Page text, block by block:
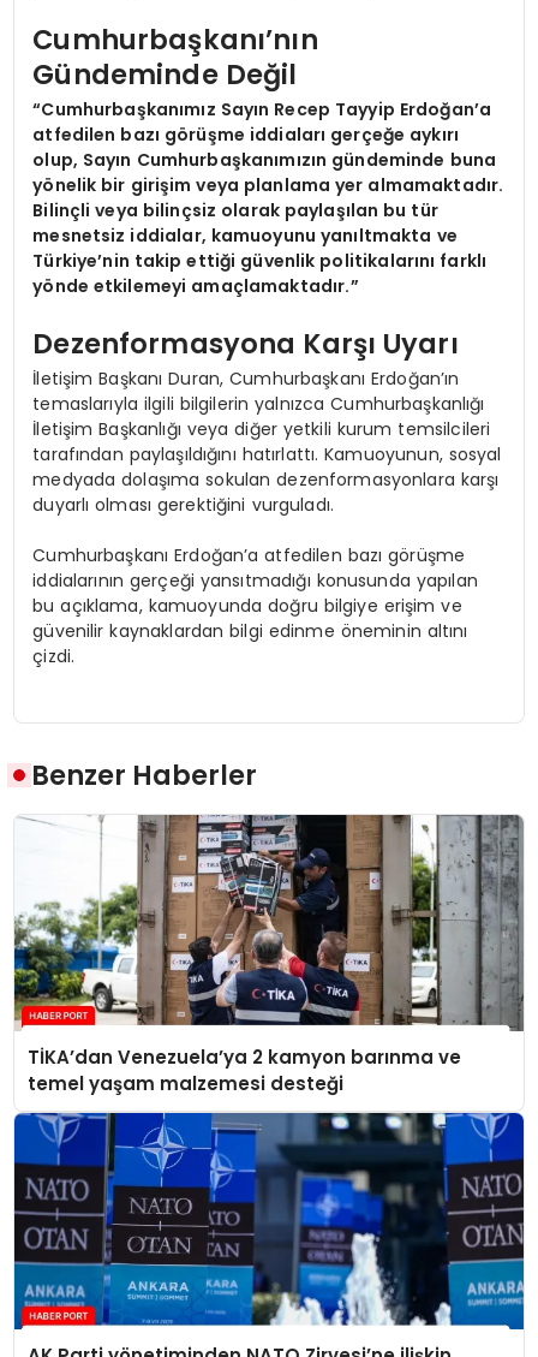
Cumhurbaşkanı’nın
Gündeminde Değil
“Cumhurbaşkanımız Sayın Recep Tayyip Erdoğan’a
atfedilen bazı görüşme iddiaları gerçeğe aykırı
olup, Sayın Cumhurbaşkanımızın gündeminde buna
yönelik bir girişim veya planlama yer almamaktadır.
Bilinçli veya bilinçsiz olarak paylaşılan bu tür
mesnetsiz iddialar, kamuoyunu yanıltmakta ve
Türkiye’nin takip ettiği güvenlik politikalarını farklı
yönde etkilemeyi amaçlamaktadır.”
Dezenformasyona Karşı Uyarı
İletişim Başkanı Duran, Cumhurbaşkanı Erdoğan’ın
temaslarıyla ilgili bilgilerin yalnızca Cumhurbaşkanlığı
İletişim Başkanlığı veya diğer yetkili kurum temsilcileri
tarafından paylaşıldığını hatırlattı. Kamuoyunun, sosyal
medyada dolaşıma sokulan dezenformasyonlara karşı
duyarlı olması gerektiğini vurguladı.
Cumhurbaşkanı Erdoğan’a atfedilen bazı görüşme
iddialarının gerçeği yansıtmadığı konusunda yapılan
bu açıklama, kamuoyunda doğru bilgiye erişim ve
güvenilir kaynaklardan bilgi edinme öneminin altını
çizdi.
Benzer Haberler
TİKA’dan Venezuela’ya 2 kamyon barınma ve
temel yaşam malzemesi desteği